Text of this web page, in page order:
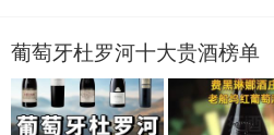
葡萄牙杜罗河十大贵酒榜单